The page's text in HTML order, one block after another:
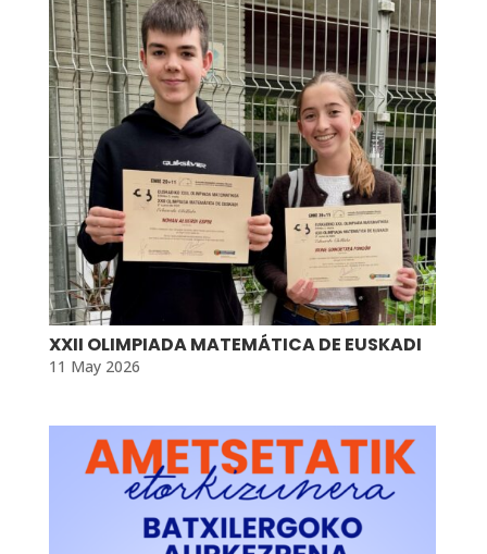
XXII OLIMPIADA MATEMÁTICA DE EUSKADI
11 May 2026